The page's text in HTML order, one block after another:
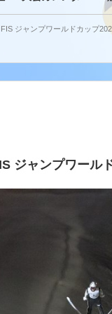
ジャンプワールドカップ
ジャンプワール